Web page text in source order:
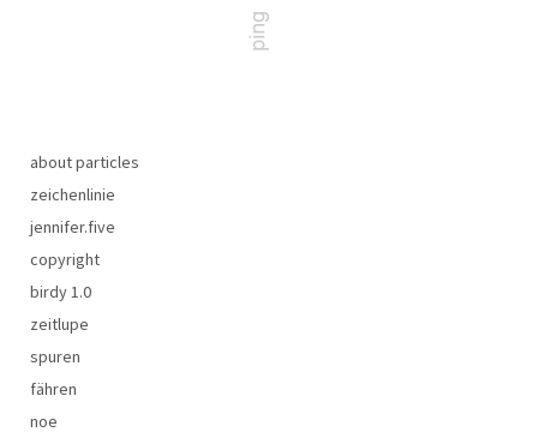
about particles
zeichenlinie
jennifer.five
copyright
birdy 1.0
zeitlupe
spuren
fähren
noe